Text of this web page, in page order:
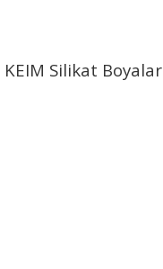
KEIM Silikat Boyalar